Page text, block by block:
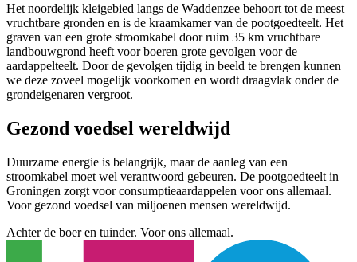
Het noordelijk kleigebied langs de Waddenzee behoort tot de meest
vruchtbare gronden en is de kraamkamer van de pootgoedteelt. Het
graven van een grote stroomkabel door ruim 35 km vruchtbare
landbouwgrond heeft voor boeren grote gevolgen voor de
aardappelteelt. Door de gevolgen tijdig in beeld te brengen kunnen
we deze zoveel mogelijk voorkomen en wordt draagvlak onder de
grondeigenaren vergroot.
Gezond voedsel wereldwijd
Duurzame energie is belangrijk, maar de aanleg van een
stroomkabel moet wel verantwoord gebeuren. De pootgoedteelt in
Groningen zorgt voor consumptieaardappelen voor ons allemaal.
Voor gezond voedsel van miljoenen mensen wereldwijd.
Achter de boer en tuinder. Voor ons allemaal.